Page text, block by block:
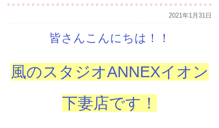
2021年1月31日
皆さんこんにちは！！
風のスタジオANNEXイオン
下妻店です！